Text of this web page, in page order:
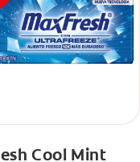
Cool Mint